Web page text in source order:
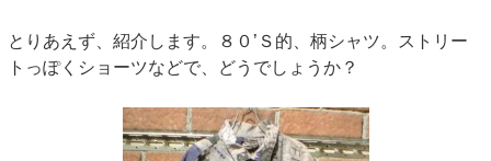
とりあえず、紹介します。８０’Ｓ的、柄シャツ。ストリー
トっぽくショーツなどで、どうでしょうか？